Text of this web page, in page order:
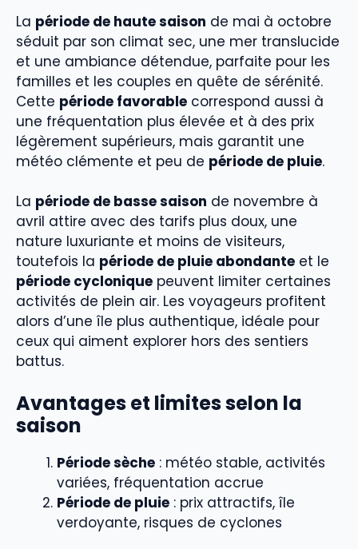
La période de haute saison de mai à octobre
séduit par son climat sec, une mer translucide
et une ambiance détendue, parfaite pour les
familles et les couples en quête de sérénité.
Cette période favorable correspond aussi à
une fréquentation plus élevée et à des prix
légèrement supérieurs, mais garantit une
météo clémente et peu de période de pluie.
La période de basse saison de novembre à
avril attire avec des tarifs plus doux, une
nature luxuriante et moins de visiteurs,
toutefois la période de pluie abondante et le
période cyclonique peuvent limiter certaines
activités de plein air. Les voyageurs profitent
alors d’une île plus authentique, idéale pour
ceux qui aiment explorer hors des sentiers
battus.
Avantages et limites selon la
saison
Période sèche : météo stable, activités
variées, fréquentation accrue
Période de pluie : prix attractifs, île
verdoyante, risques de cyclones